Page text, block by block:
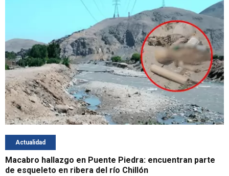
Actualidad
Macabro hallazgo en Puente Piedra: encuentran parte
de esqueleto en ribera del río Chillón